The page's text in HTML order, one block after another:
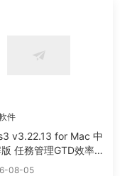
件
v3.22.13 for Mac 中
任務管理GTD效率工
08-05